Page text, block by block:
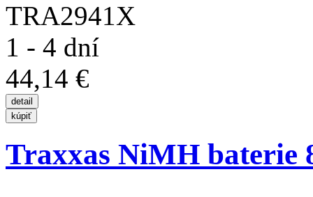
TRA2941X
1 - 4 dní
44,14 €
Traxxas NiMH baterie